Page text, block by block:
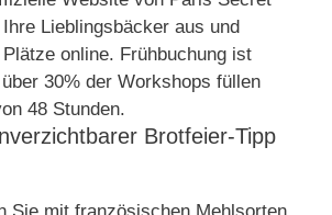
Lieblingsbäcker aus und
online. Frühbuchung ist
30% der Workshops füllen
48 Stunden.
Brotfeier-Tipp